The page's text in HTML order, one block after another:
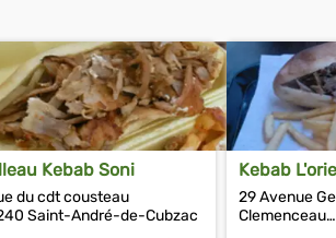
Kebab Soni
du cdt cousteau
Saint-André-de-Cubzac
Kebab
29 Avenue
Clemenceau